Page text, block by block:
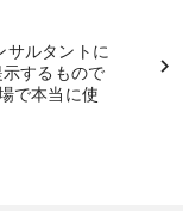
ルタントに
するもので
で本当に使